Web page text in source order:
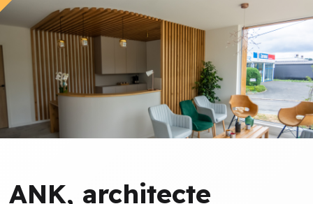
ANK, architecte